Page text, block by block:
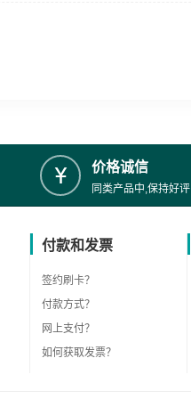
价格诚信
同类产品中,保持好评
付款和发票
签约刷卡？
付款方式？
网上支付？
如何获取发票？